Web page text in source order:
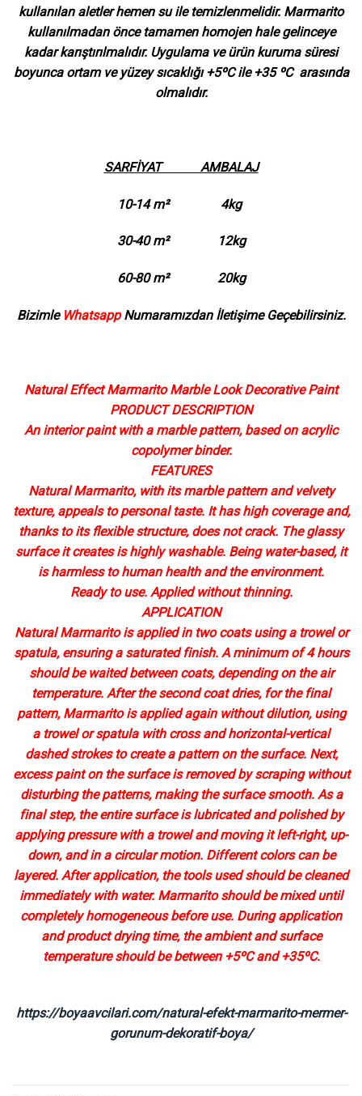
kullanılan aletler hemen su ile temizlenmelidir. Marmarito
kullanılmadan önce tamamen homojen hale gelinceye
kadar karıştırılmalıdır. Uygulama ve ürün kuruma süresi
boyunca ortam ve yüzey sıcaklığı +5ºC ile +35 ºC arasında
olmalıdır.
SARFİYAT AMBALAJ
10-14 m² 4kg
30-40 m² 12kg
60-80 m² 20kg
Bizimle Whatsapp Numaramızdan İletişime Geçebilirsiniz.
Natural Effect Marmarito Marble Look Decorative Paint
PRODUCT DESCRIPTION
An interior paint with a marble pattern, based on acrylic
copolymer binder.
FEATURES
Natural Marmarito, with its marble pattern and velvety
texture, appeals to personal taste. It has high coverage and,
thanks to its flexible structure, does not crack. The glassy
surface it creates is highly washable. Being water-based, it
is harmless to human health and the environment.
Ready to use. Applied without thinning.
APPLICATION
Natural Marmarito is applied in two coats using a trowel or
spatula, ensuring a saturated finish. A minimum of 4 hours
should be waited between coats, depending on the air
temperature. After the second coat dries, for the final
pattern, Marmarito is applied again without dilution, using
a trowel or spatula with cross and horizontal-vertical
dashed strokes to create a pattern on the surface. Next,
excess paint on the surface is removed by scraping without
disturbing the patterns, making the surface smooth. As a
final step, the entire surface is lubricated and polished by
applying pressure with a trowel and moving it left-right, up-
down, and in a circular motion. Different colors can be
layered. After application, the tools used should be cleaned
immediately with water. Marmarito should be mixed until
completely homogeneous before use. During application
and product drying time, the ambient and surface
temperature should be between +5ºC and +35ºC.
https://boyaavcilari.com/natural-efekt-marmarito-mermer-
gorunum-dekoratif-boya/